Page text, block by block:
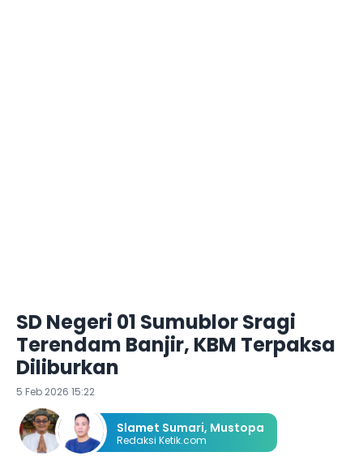
SD Negeri 01 Sumublor Sragi
Terendam Banjir, KBM Terpaksa
Diliburkan
5 Feb 2026 15:22
Slamet Sumari, Mustopa
Redaksi Ketik.com